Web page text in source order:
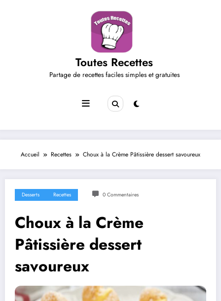
Toutes Recettes
Partage de recettes faciles simples et gratuites
Accueil Recettes Choux à la Crème Pâtissière dessert savoureux
Desserts Recettes 0 Commentaires
Choux à la Crème
Pâtissière dessert
savoureux